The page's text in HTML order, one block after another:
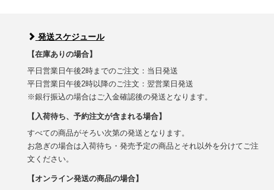
発送スケジュール
【在庫ありの場合】
平日営業日午後2時までのご注文：当日発送
平日営業日午後2時以降のご注文：翌営業日発送
※銀行振込の場合はご入金確認後の発送となります。
【入荷待ち、予約注文が含まれる場合】
すべての商品がそろい次第の発送となります。
お急ぎの場合は入荷待ち・発売予定の商品とそれ以外を分けてご注
文ください。
【オンライン発送の商品の場合】